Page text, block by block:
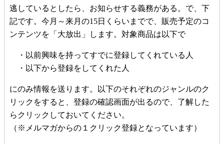
逃しているとしたら、お知らせする義務がある。で、下
記です。今月～来月の15日くらいまでで、販売予定のコ
ンテンツを「大放出」します。対象商品は以下で
・以前興味を持ってすでに登録してくれている人
・以下から登録をしてくれた人
にのみ情報を送ります。以下のそれぞれのジャンルのク
リックをすると、登録の確認画面が出るので、了解した
らクリックしておいてください。
（※メルマガからの１クリック登録となっています）